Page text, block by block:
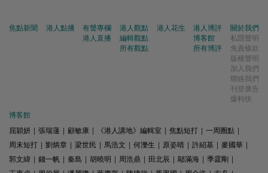
焦點新聞 港人點播
有聲專欄
港人直播
港人觀點
編輯觀點
所有觀點
港人花生
港人博評
博客館
所有博評
關於我們
私隱聲明
免責條款
版權聲明
加入我們
聯絡我們
刊登廣告
爆料快
博客館
屈穎妍
張瑞蓮 顧敏康 《港人講地》編輯室 焦點短打 一周圈點
周末短打
劉炳章 梁世民 馬浩文 何濼生 原姿晴 許紹基 麥國華
郭文緯
錢一帆 秦島 胡曉明 周浩鼎 田北辰 鄔滿海 季霆剛